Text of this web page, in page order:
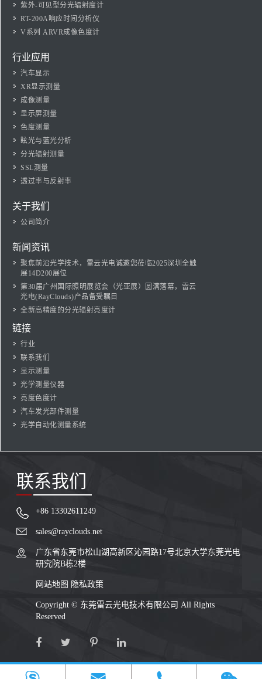
紫外-可见型分光辐射度计
RT-200A响应时间分析仪
V系列 ARVR成像色度计
行业应用
汽车显示
XR显示测量
成像测量
显示屏测量
色度测量
眩光与蓝光分析
分光辐射测量
SSL测量
透过率与反射率
关于我们
公司简介
新闻资讯
聚焦前沿光学技术，雷云光电诚邀您莅临2025深圳全触
展14D200展位
第30届广州国际照明展览会（光亚展）圆满落幕，雷云
光电(RayClouds)产品备受瞩目
全新高精度的分光辐射亮度计
链接
行业
联系我们
显示测量
光学测量仪器
亮度色度计
汽车发光部件测量
光学自动化测量系统
联系我们
+86 13302611249
sales@rayclouds.net
广东省东莞市松山湖高新区沁园路17号北京大学东莞光电
研究院B栋2楼
网站地图 隐私政策
Copyright © 东莞雷云光电技术有限公司 All Rights
Reserved